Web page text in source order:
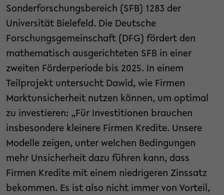
Sonderforschungsbereich (SFB) 1283 der
Universität Bielefeld. Die Deutsche
Forschungsgemeinschaft (DFG) fördert den
mathematisch ausgerichteten SFB in einer
zweiten Förderperiode bis 2025. In einem
Teilprojekt untersucht Dawid, wie Firmen
Marktunsicherheit nutzen können, um optimal
zu investieren: „Für Investitionen brauchen
insbesondere kleinere Firmen Kredite. Unsere
Modelle zeigen, unter welchen Bedingungen
mehr Unsicherheit dazu führen kann, dass
Firmen Kredite mit einem niedrigeren Zinssatz
bekommen. Es ist also nicht immer von Vorteil,